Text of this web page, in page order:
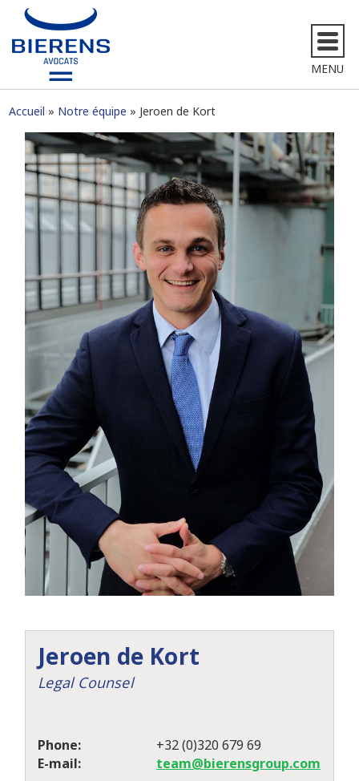
MENU
Accueil Notre équipe Jeroen de Kort
Jeroen de Kort
Legal Counsel
Phone:
+32 (0)320 679 69
E-mail:
team@bierensgroup.com